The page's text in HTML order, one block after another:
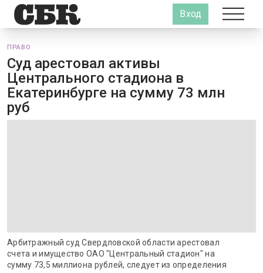
Вход
ПРАВО
Суд арестовал активы
Центрального стадиона в
Екатеринбурге на сумму 73 млн
руб
Арбитражный суд Свердловской области арестовал
счета и имущество ОАО "Центральный стадион" на
сумму 73,5 миллиона рублей, следует из определения